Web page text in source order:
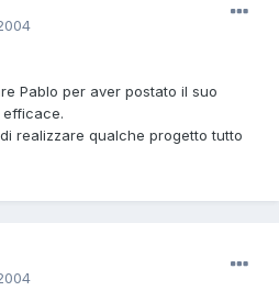
Pablo per aver postato il suo
efficace.
realizzare qualche progetto tutto